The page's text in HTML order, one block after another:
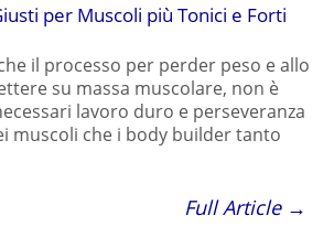
per Muscoli più Tonici e Forti
il processo per perder peso e allo
su massa muscolare, non è
lavoro duro e perseveranza
muscoli che i body builder tanto
Full Article →